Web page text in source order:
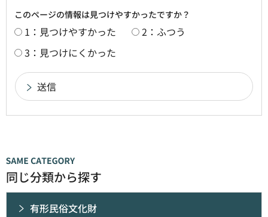
このページの情報は見つけやすかったですか？
1：見つけやすかった
2：ふつう
3：見つけにくかった
同じ分類から探す
有形民俗文化財